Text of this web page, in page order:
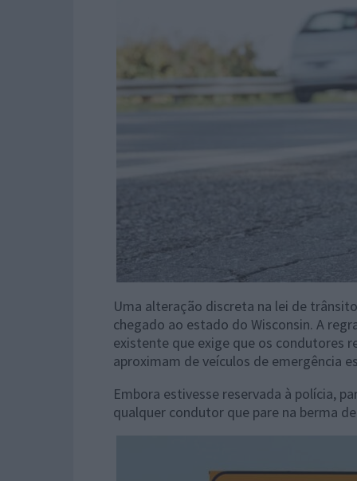
Uma alteração discreta na lei de
chegado ao estado do Wisconsin. A
existente que exige que os condutores
aproximam de veículos de emergência
Embora estivesse reservada à polícia,
qualquer condutor que pare na berma